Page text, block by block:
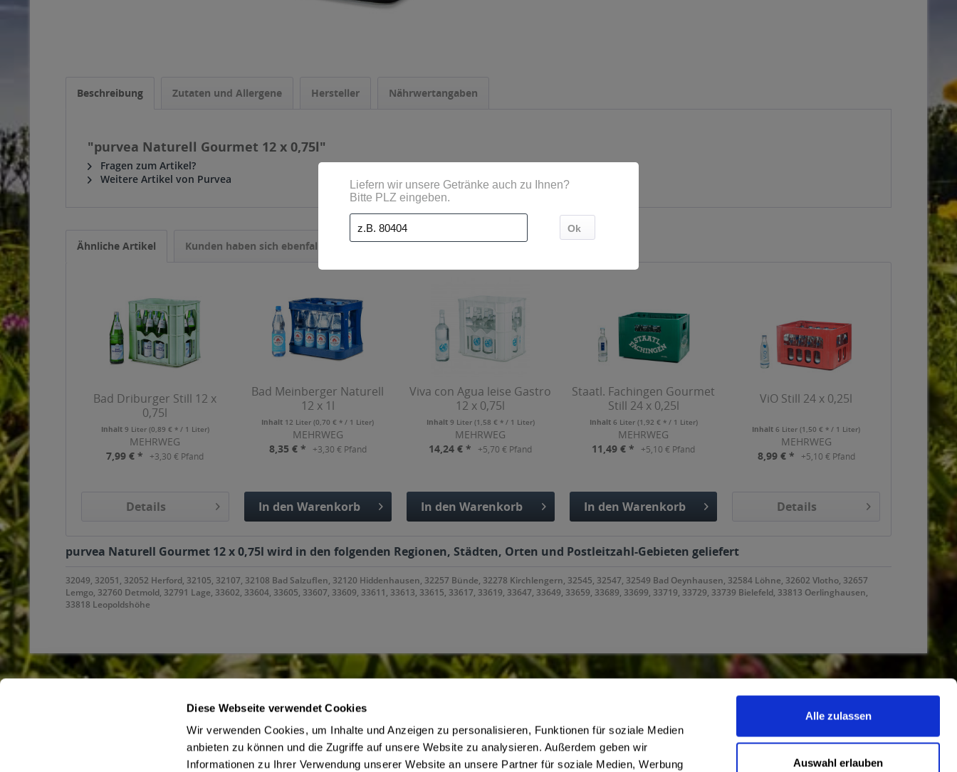
Diese Webseite verwendet Cookies
Wir verwenden Cookies, um Inhalte und Anzeigen zu personalisieren, Funktionen für soziale Medien
anbieten zu können und die Zugriffe auf unsere Website zu analysieren. Außerdem geben wir
Informationen zu Ihrer Verwendung unserer Website an unsere Partner für soziale Medien, Werbung
Alle zulassen
Auswahl erlauben
Beschreibung Zutaten und Allergene Hersteller Nährwertangaben
"purvea Naturell Gourmet 12 x 0,75l"
Fragen zum Artikel?
Weitere Artikel von Purvea
Ähnliche Artikel Kunden haben sich ebenfalls angesehen
Bad Driburger Still 12 x
0,75l
Inhalt 9 Liter (0,89 € * / 1 Liter)
MEHRWEG
7,99 € *
+3,30 € Pfand
Details
Bad Meinberger Naturell
12 x 1l
Inhalt 12 Liter(0,70 € * / 1 Liter)
MEHRWEG
8,35 € *
+3,30 € Pfand
In den Warenkorb
Viva con Agua leise Gastro
12 x 0,75l
Inhalt 9 Liter (1,58 € * / 1 Liter)
MEHRWEG
14,24 € *
+5,70 € Pfand
In den Warenkorb
Staatl. Fachingen Gourmet
Still 24 x 0,25l
Inhalt 6 Liter (1,92 € * / 1 Liter)
MEHRWEG
11,49 € *
+5,10 € Pfand
In den Warenkorb
ViO Still 24 x 0,25l
Inhalt6 Liter(1,50 € * / 1 Liter)
MEHRWEG
8,99 € *
+5,10 € Pfand
Details
purvea Naturell Gourmet 12 x 0,75l wird in den folgenden Regionen, Städten, Orten und Postleitzahl-Gebieten geliefert
32049, 32051, 32052 Herford, 32105, 32107, 32108 Bad Salzuflen, 32120 Hiddenhausen, 32257 Bünde, 32278 Kirchlengern, 32545, 32547, 32549 Bad Oeynhausen, 32584 Löhne, 32602 Vlotho, 32657
Lemgo, 32760 Detmold, 32791 Lage, 33602, 33604, 33605, 33607, 33609, 33611, 33613, 33615, 33617, 33619, 33647, 33649, 33659, 33689, 33699, 33719, 33729, 33739 Bielefeld, 33813 Oerlinghausen,
33818 Leopoldshöhe
Shop Service
Büro- und Firmenkunden
Getränke online bestellen in Bielefeld
AGB des Lieferanten
Datenschutz des Lieferanten
Abonnieren Sie den kostenlosen
getraenkedienst.com-Newsletter und